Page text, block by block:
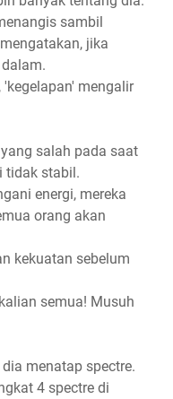
sambil
jika
mengalir
salah pada saat
tidak stabil.
energi, mereka
orang akan
kekuatan sebelum
semua! Musuh
menatap spectre.
4 spectre di